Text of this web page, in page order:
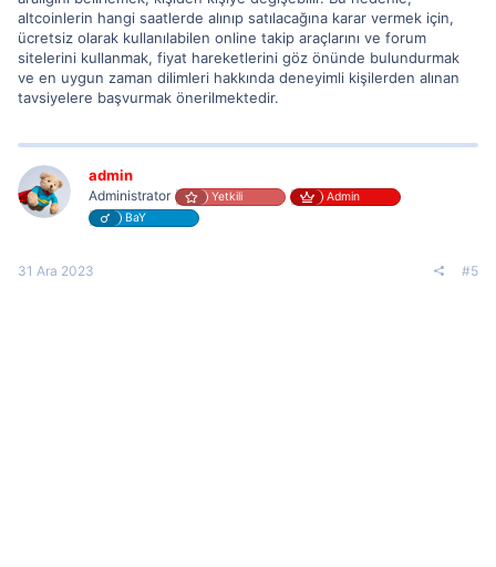
altcoinlerin hangi saatlerde alınıp satılacağına karar vermek için,
ücretsiz olarak kullanılabilen online takip araçlarını ve forum
sitelerini kullanmak, fiyat hareketlerini göz önünde bulundurmak
ve en uygun zaman dilimleri hakkında deneyimli kişilerden alınan
tavsiyelere başvurmak önerilmektedir.
admin
Administrator Yetkili
Admin
BaY
31 Ara 2023 #5